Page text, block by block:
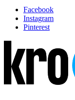
Facebook
Instagram
Pinterest